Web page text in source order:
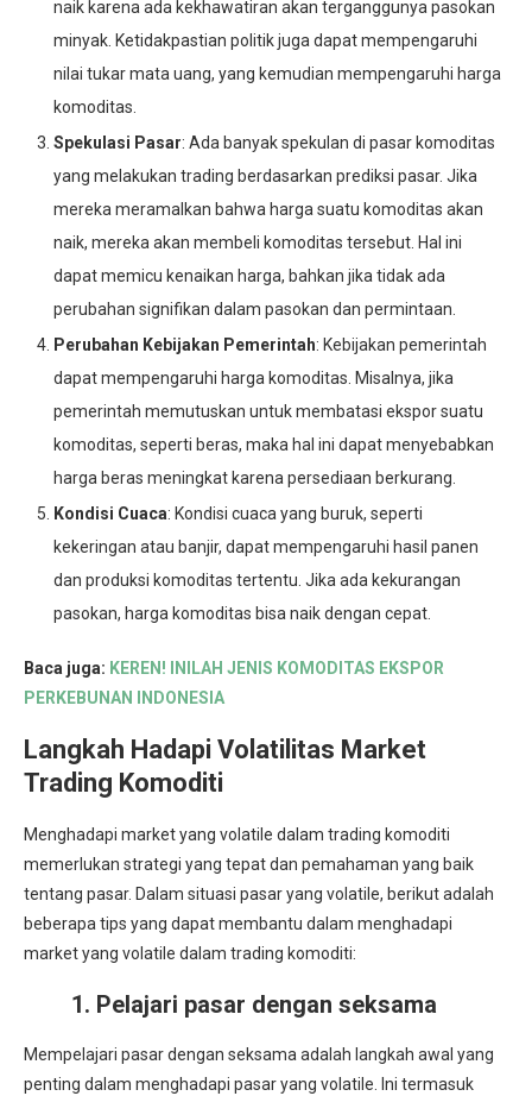
naik karena ada kekhawatiran akan terganggunya pasokan
minyak. Ketidakpastian politik juga dapat mempengaruhi
nilai tukar mata uang, yang kemudian mempengaruhi harga
komoditas.
Spekulasi Pasar: Ada banyak spekulan di pasar komoditas
yang melakukan trading berdasarkan prediksi pasar. Jika
mereka meramalkan bahwa harga suatu komoditas akan
naik, mereka akan membeli komoditas tersebut. Hal ini
dapat memicu kenaikan harga, bahkan jika tidak ada
perubahan signifikan dalam pasokan dan permintaan.
Perubahan Kebijakan Pemerintah: Kebijakan pemerintah
dapat mempengaruhi harga komoditas. Misalnya, jika
pemerintah memutuskan untuk membatasi ekspor suatu
komoditas, seperti beras, maka hal ini dapat menyebabkan
harga beras meningkat karena persediaan berkurang.
Kondisi Cuaca: Kondisi cuaca yang buruk, seperti
kekeringan atau banjir, dapat mempengaruhi hasil panen
dan produksi komoditas tertentu. Jika ada kekurangan
pasokan, harga komoditas bisa naik dengan cepat.
Baca juga: KEREN! INILAH JENIS KOMODITAS EKSPOR
PERKEBUNAN INDONESIA
Langkah Hadapi Volatilitas Market
Trading Komoditi
Menghadapi market yang volatile dalam trading komoditi
memerlukan strategi yang tepat dan pemahaman yang baik
tentang pasar. Dalam situasi pasar yang volatile, berikut adalah
beberapa tips yang dapat membantu dalam menghadapi
market yang volatile dalam trading komoditi:
1. Pelajari pasar dengan seksama
Mempelajari pasar dengan seksama adalah langkah awal yang
penting dalam menghadapi pasar yang volatile. Ini termasuk